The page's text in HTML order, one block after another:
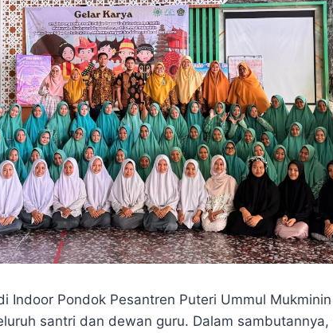
Indoor Pondok Pesantren Puteri Ummul
santri dan dewan guru. Dalam sambutannya,